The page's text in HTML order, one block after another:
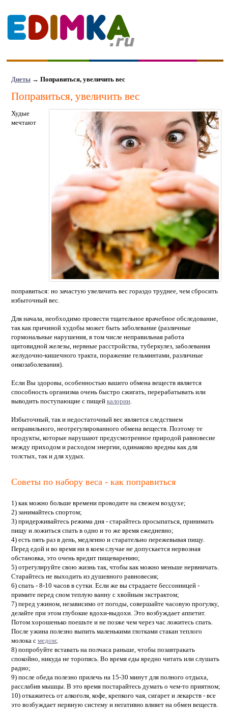
Диеты→ Поправиться, увеличить вес
Поправиться, увеличить вес
Худые
мечтают
поправиться: но зачастую увеличить вес гораздо труднее, чем сбросить
избыточный вес.
Для начала, необходимо провести тщательное врачебное обследование,
так как причиной худобы может быть заболевание (различные
гормональные нарушения, в том числе неправильная работа
щитовидной железы, нервные расстройства, туберкулез, заболевания
желудочно-кишечного тракта, поражение гельминтами, различные
онкозаболевания).
Если Вы здоровы, особенностью вашего обмена веществ является
способность организма очень быстро сжигать, перерабатывать или
выводить поступающие с пищей калории.
Избыточный, так и недостаточный вес является следствием
неправильного, неотрегулированного обмена веществ. Поэтому те
продукты, которые нарушают предусмотренное природой равновесие
между приходом и расходом энергии, одинаково вредны как для
толстых, так и для худых.
Советы по набору веса - как поправиться
1) как можно больше времени проводите на свежем воздухе;
2) занимайтесь спортом;
3) придерживайтесь режима дня - старайтесь просыпаться, принимать
пищу и ложиться спать в одно и то же время ежедневно;
4) есть пять раз в день, медленно и старательно пережевывая пищу.
Перед едой и во время ни в коем случае не допускается нервозная
обстановка, это очень вредит пищеварению;
5) отрегулируйте свою жизнь так, чтобы как можно меньше нервничать.
Старайтесь не выходить из душевного равновесия;
6) спать - 8-10 часов в сутки. Если же вы страдаете бессонницей -
примите перед сном теплую ванну с хвойным экстрактом;
7) перед ужином, независимо от погоды, совершайте часовую прогулку,
делайте при этом глубокие вдохи-выдохи. Это возбуждает аппетит.
Потом хорошенько поешьте и не позже чем через час ложитесь спать.
После ужина полезно выпить маленькими глотками стакан теплого
молока с медом;
8) попробуйте вставать на полчаса раньше, чтобы позавтракать
спокойно, никуда не торопясь. Во время еды вредно читать или слушать
радио;
9) после обеда полезно прилечь на 15-30 минут для полного отдыха,
расслабив мышцы. В это время постарайтесь думать о чем-то приятном;
10) откажитесь от алкоголя, кофе, крепкого чая, сигарет и лекарств - все
это возбуждает нервную систему и негативно влияет на обмен веществ.